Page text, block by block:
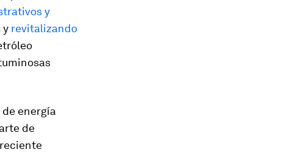
y
y revitalizando
energía
de